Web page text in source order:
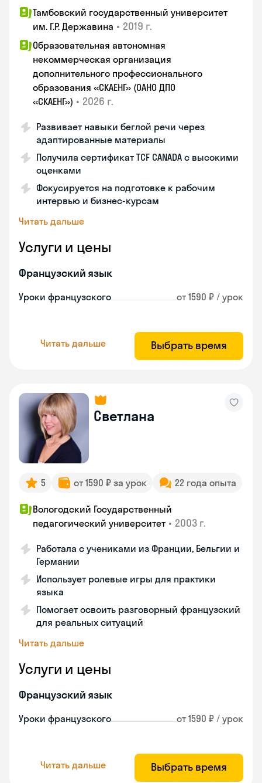
Тамбовский государственный университет
им. Г.Р. Державина • 2019 г.
Образовательная автономная
некоммерческая организация
дополнительного профессионального
образования «СКАЕНГ» (ОАНО ДПО
«СКАЕНГ») • 2026 г.
Развивает навыки беглой речи через
адаптированные материалы
Получила сертификат TCF CANADA с высокими
оценками
Фокусируется на подготовке к рабочим
интервью и бизнес-курсам
Читать дальше
Услуги и цены
Французский язык
Уроки французского от 1590 ₽ / урок
Читать дальше Выбрать время
Светлана
5 от 1590 ₽ за урок 22 года опыта
Вологодский Государственный
педагогический университет • 2003 г.
Работала с учениками из Франции, Бельгии и
Германии
Использует ролевые игры для практики
языка
Помогает освоить разговорный французский
для реальных ситуаций
Читать дальше
Услуги и цены
Французский язык
Уроки французского от 1590 ₽ / урок
Читать дальше Выбрать время